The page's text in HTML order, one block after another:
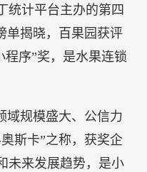
统计平台主办的第四
单揭晓，百果园获评
程序”奖，是水果连锁
域规模盛大、公信力
斯卡”之称，获奖企
未来发展趋势，是小